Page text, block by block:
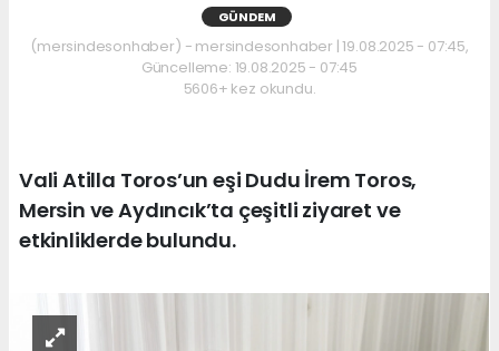
GÜNDEM
(mersindesonhaber) - mersindesonhaber | 19.08.2025 - 07:45,
Güncelleme: 19.08.2025 - 07:45
5606+ kez okundu.
Vali Atilla Toros’un eşi Dudu İrem Toros,
Mersin ve Aydıncık’ta çeşitli ziyaret ve
etkinliklerde bulundu.